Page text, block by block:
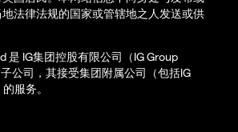
法律法规的国家或管辖地之人发送或供
是 IG集团控股有限公司（IG Group
公司，其接受集团附属公司（包括IG
服务。